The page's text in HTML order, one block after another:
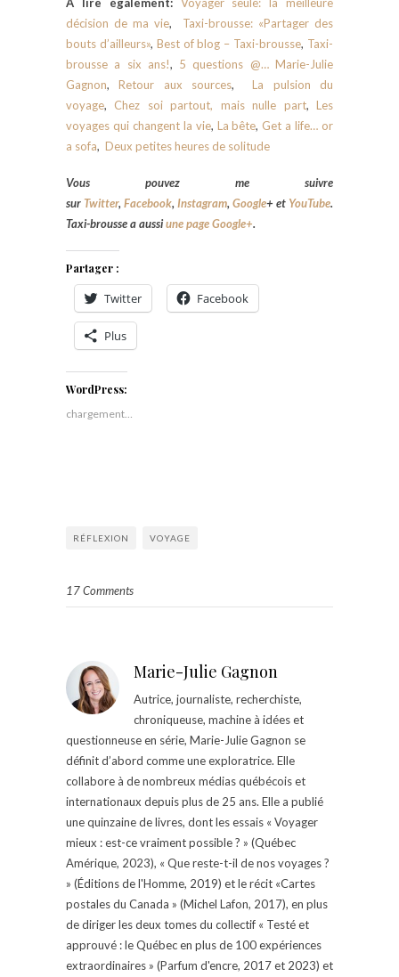
décision de ma vie, Taxi-brousse: «Partager des
bouts d’ailleurs», Best of blog – Taxi-brousse, Taxi-
brousse a six ans!, 5 questions @… Marie-Julie
Gagnon,Retour aux sources,La pulsion du
voyage, Chez soi partout, mais nulle part,Les
voyages qui changent la vie, La bête, Get a life… or
a sofa, Deux petites heures de solitude
Vous pouvez me suivre
sur Twitter, Facebook, Instagram, Google+ et YouTube.
Taxi-brousse a aussiune page Google+.
Partager :
Twitter Facebook
Plus
WordPress:
chargement…
RÉFLEXION VOYAGE
17 Comments
Marie-Julie Gagnon
Autrice, journaliste, recherchiste,
chroniqueuse, machine à idées et
questionneuse en série, Marie-Julie Gagnon se
définit d’abord comme une exploratrice. Elle
collabore à de nombreux médias québécois et
internationaux depuis plus de 25 ans. Elle a publié
une quinzaine de livres, dont les essais « Voyager
mieux : est-ce vraiment possible ? » (Québec
Amérique, 2023), « Que reste-t-il de nos voyages ?
» (Éditions de l'Homme, 2019) et le récit «Cartes
postales du Canada » (Michel Lafon, 2017), en plus
de diriger les deux tomes du collectif « Testé et
approuvé : le Québec en plus de 100 expériences
extraordinaires » (Parfum d'encre, 2017 et 2023) et